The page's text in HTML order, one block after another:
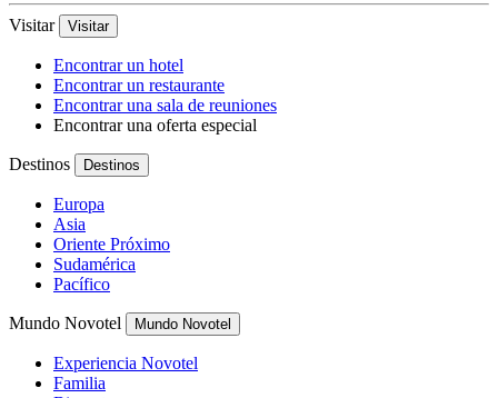
Visitar Visitar
Encontrar un hotel
Encontrar un restaurante
Encontrar una sala de reuniones
Encontrar una oferta especial
Destinos Destinos
Europa
Asia
Oriente Próximo
Sudamérica
Pacífico
Mundo Novotel Mundo Novotel
Experiencia Novotel
Familia